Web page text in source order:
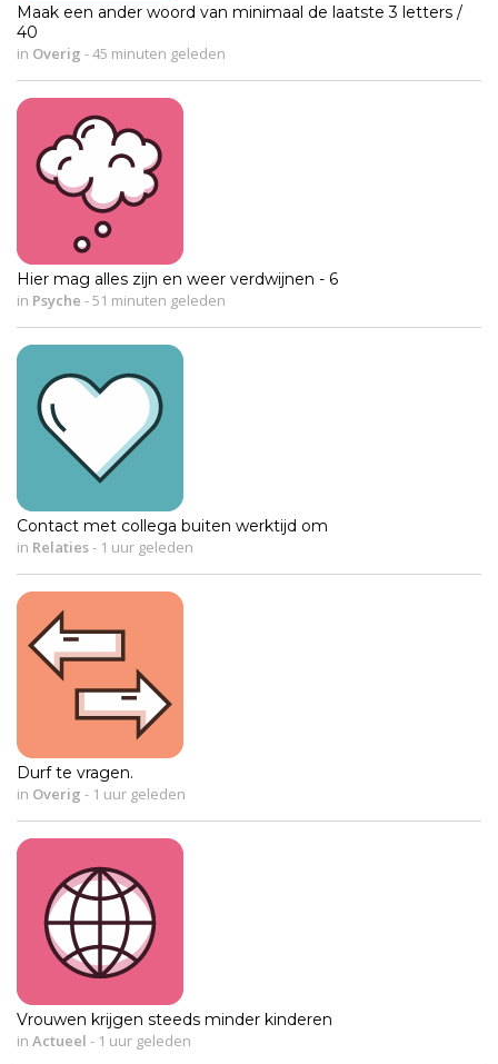
Maak een ander woord van minimaal de laatste 3 letters /
40
in Overig -45 minuten geleden
Hier mag alles zijn en weer verdwijnen - 6
in Psyche -51 minuten geleden
Contact met collega buiten werktijd om
in Relaties- 1 uur geleden
Durf te vragen.
in Overig - 1 uur geleden
Vrouwen krijgen steeds minder kinderen
in Actueel - 1 uur geleden